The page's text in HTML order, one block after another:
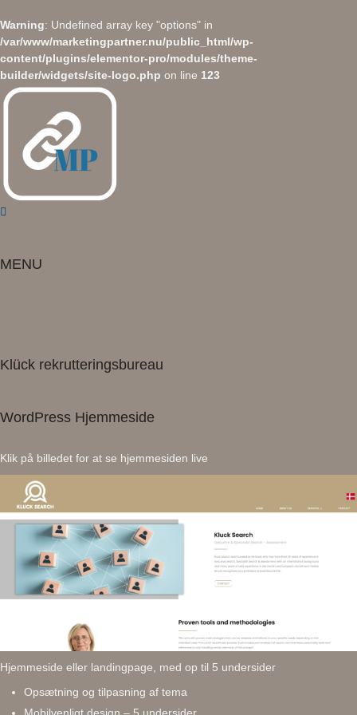
Warning: Undefined array key "options" in
/var/www/marketingpartner.nu/public_html/wp-
content/plugins/elementor-pro/modules/theme-
builder/widgets/site-logo.php on line 123
Skip
to
MENU
Klück rekrutteringsbureau
WordPress Hjemmeside
Klik på billedet for at se hjemmesiden live
Hjemmeside eller landingpage, med op til 5 undersider
Opsætning og tilpasning af tema